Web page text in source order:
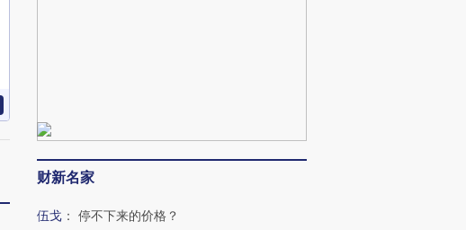
财新名家
伍戈 ： 停不下来的价格？